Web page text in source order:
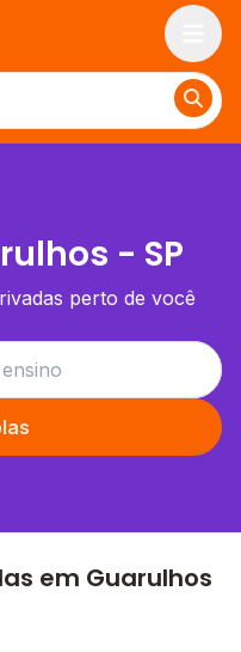
- SP
perto de você
em Guarulhos